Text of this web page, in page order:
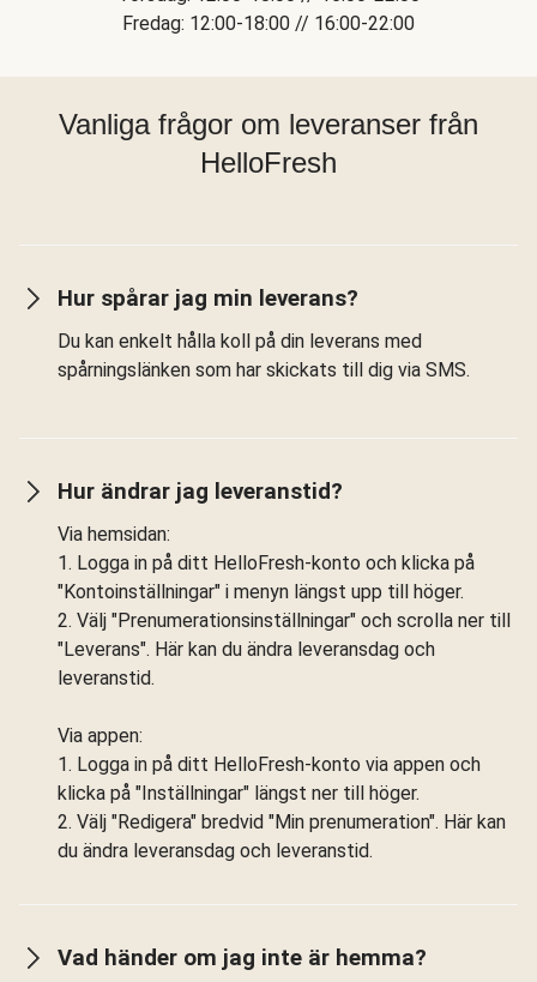
Fredag: 12:00-18:00 // 16:00-22:00
Vanliga frågor om leveranser från
HelloFresh
Hur spårar jag min leverans?
Du kan enkelt hålla koll på din leverans med
spårningslänken som har skickats till dig via SMS.
Hur ändrar jag leveranstid?
Via hemsidan:
1. Logga in på ditt HelloFresh-konto och klicka på
"Kontoinställningar" i menyn längst upp till höger.
2. Välj "Prenumerationsinställningar" och scrolla ner till
"Leverans". Här kan du ändra leveransdag och
leveranstid.
Via appen:
1. Logga in på ditt HelloFresh-konto via appen och
klicka på "Inställningar" längst ner till höger.
2. Välj "Redigera" bredvid "Min prenumeration". Här kan
du ändra leveransdag och leveranstid.
Vad händer om jag inte är hemma?